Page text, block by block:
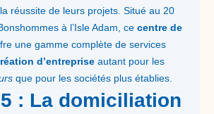
réussite de leurs projets. Situé au 20
à l’Isle Adam, ce centre de
une gamme complète de services
d’entreprise autant pour les
que pour les sociétés plus établies.
: La domiciliation